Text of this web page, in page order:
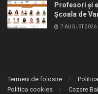
Profesori și
Școala de
7 AUGUST 2026
Termeni de folosire
Politica cookies
Cazare